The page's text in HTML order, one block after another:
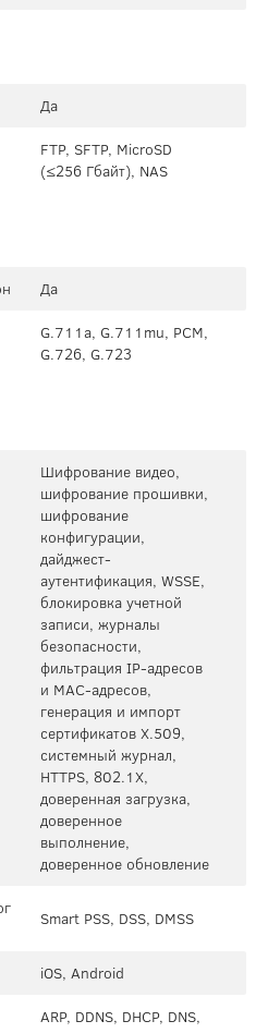
Да
FTP, SFTP, MicroSD
(≤256 Гбайт), NAS
Да
G.711a, G.711mu, PCM,
G.726, G.723
Шифрование видео,
шифрование прошивки,
шифрование
конфигурации,
дайджест-
аутентификация, WSSE,
блокировка учетной
записи, журналы
безопасности,
фильтрация IP-адресов
и MAC-адресов,
генерация и импорт
сертификатов X.509,
системный журнал,
HTTPS, 802.1X,
доверенная загрузка,
доверенное
выполнение,
доверенное обновление
Smart PSS, DSS, DMSS
iOS, Android
ARP, DDNS, DHCP, DNS,